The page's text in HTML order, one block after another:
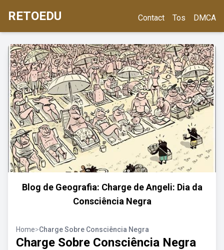
RETOEDU Contact Tos DMCA
Blog de Geografia: Charge de Angeli: Dia da
Consciência Negra
Home>Charge Sobre Consciência Negra
Charge Sobre Consciência Negra